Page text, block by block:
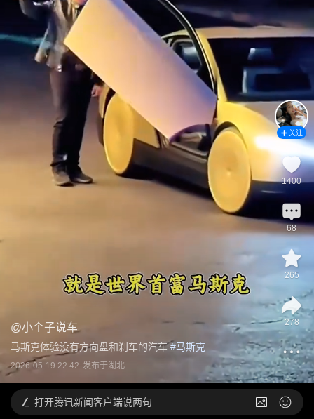
@小个子说车
马斯克体验没有方向盘和刹车的汽车 #马斯克
2026-05-19 22:42 发布于湖北
关注
1400
68
265
278
打开腾讯新闻客户端说两句